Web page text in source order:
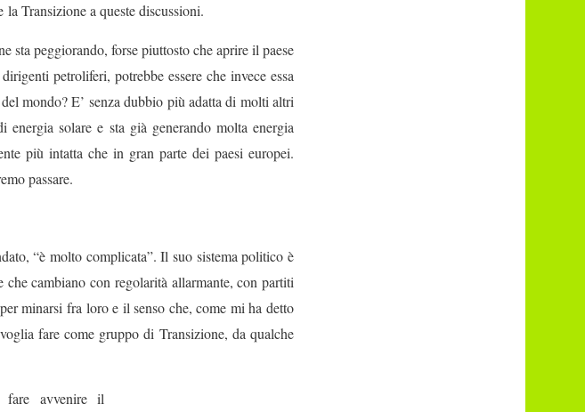
Transizione a queste discussioni.
sta peggiorando, forse piuttosto che aprire il paese
petroliferi, potrebbe essere che invece essa
mondo? E’ senza dubbio più adatta di molti altri
solare e sta già generando molta energia
più intatta che in gran parte dei paesi europei.
passare.
“è molto complicata”. Il suo sistema politico è
cambiano con regolarità allarmante, con partiti
minarsi fra loro e il senso che, come mi ha detto
fare come gruppo di Transizione, da qualche
fare avvenire il